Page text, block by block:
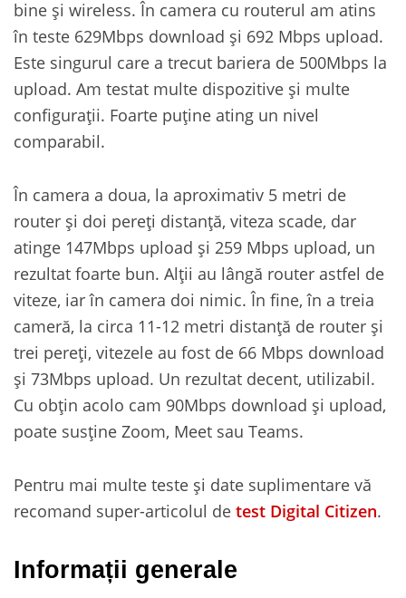
bine și wireless. În camera cu routerul am atins
în teste 629Mbps download și 692 Mbps upload.
Este singurul care a trecut bariera de 500Mbps la
upload. Am testat multe dispozitive și multe
configurații. Foarte puține ating un nivel
comparabil.
În camera a doua, la aproximativ 5 metri de
router și doi pereți distanță, viteza scade, dar
atinge 147Mbps upload și 259 Mbps upload, un
rezultat foarte bun. Alții au lângă router astfel de
viteze, iar în camera doi nimic. În fine, în a treia
cameră, la circa 11-12 metri distanță de router și
trei pereți, vitezele au fost de 66 Mbps download
și 73Mbps upload. Un rezultat decent, utilizabil.
Cu obțin acolo cam 90Mbps download și upload,
poate susține Zoom, Meet sau Teams.
Pentru mai multe teste și date suplimentare vă
recomand super-articolul de test Digital Citizen.
Informații generale